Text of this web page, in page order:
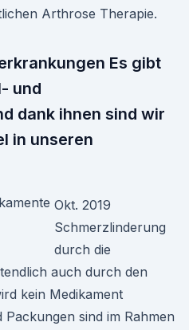
Arthrose Therapie.
Es gibt
und
dank ihnen sind wir
in unseren
Okt. 2019
Schmerzlinderung
durch die
auch durch den
kein Medikament
sind im Rahmen